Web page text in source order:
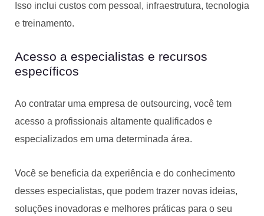
Isso inclui custos com pessoal, infraestrutura, tecnologia
e treinamento.
Acesso a especialistas e recursos
específicos
Ao contratar uma empresa de outsourcing, você tem
acesso a profissionais altamente qualificados e
especializados em uma determinada área.
Você se beneficia da experiência e do conhecimento
desses especialistas, que podem trazer novas ideias,
soluções inovadoras e melhores práticas para o seu